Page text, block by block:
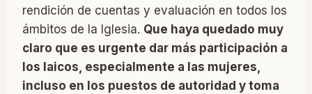
rendición de cuentas y evaluación en todos los
ámbitos de la Iglesia. Que haya quedado muy
claro que es urgente dar más participación a
los laicos, especialmente a las mujeres,
incluso en los puestos de autoridad y toma